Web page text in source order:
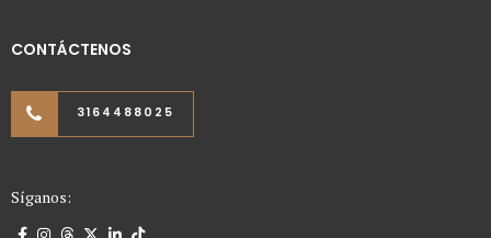
CONTÁCTENOS
3164488025
Síganos: